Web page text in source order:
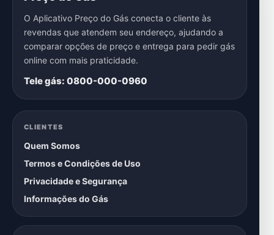
O Aplicativo Preço do Gás conecta o cliente às
revendas que atendem seu endereço, ajudando a
comparar opções de preço e entrega para pedir gás
online com mais praticidade.
Tele gás: 0800-000-0960
CLIENTES
Quem Somos
Termos e Condições de Uso
Privacidade e Segurança
Informações do Gás